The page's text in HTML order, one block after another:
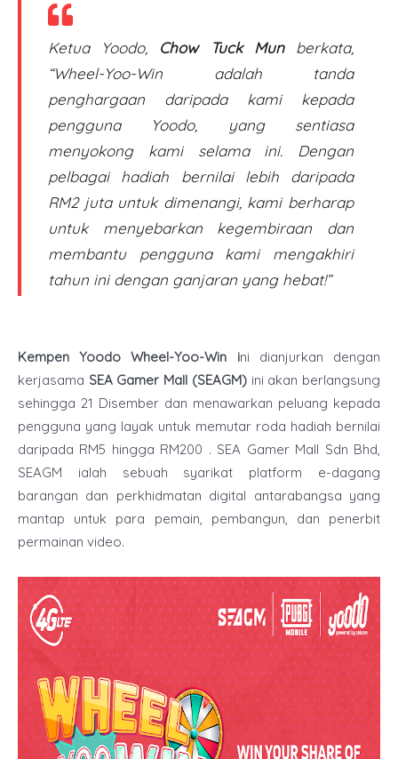
Ketua Yoodo, Chow Tuck Munberkata,
“Wheel-Yoo-Win adalah tanda
penghargaan daripada kami kepada
pengguna Yoodo, yang sentiasa
menyokong kami selama ini. Dengan
pelbagai hadiah bernilai lebih daripada
RM2 juta untuk dimenangi, kami berharap
untuk menyebarkan kegembiraan dan
membantu pengguna kami mengakhiri
tahun ini dengan ganjaran yang hebat!”
Kempen Yoodo Wheel-Yoo-Win ini dianjurkan dengan
kerjasama SEA Gamer Mall (SEAGM) ini akan berlangsung
sehingga 21 Disember dan menawarkan peluang kepada
pengguna yang layak untuk memutar roda hadiah bernilai
daripada RM5 hingga RM200 . SEA Gamer Mall Sdn Bhd,
SEAGM ialah sebuah syarikat platform e-dagang
barangan dan perkhidmatan digital antarabangsa yang
mantap untuk para pemain, pembangun, dan penerbit
permainan video.